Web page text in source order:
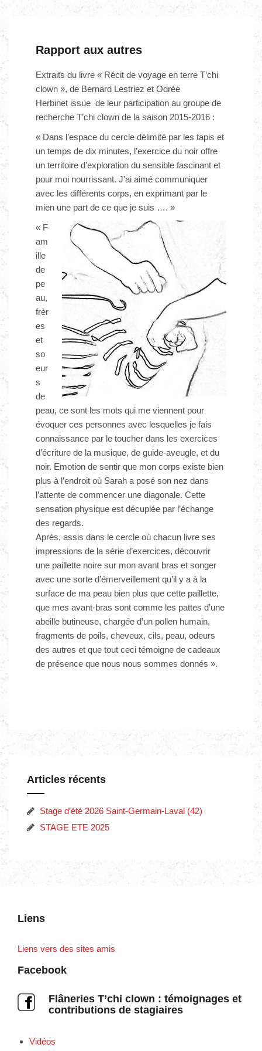
Rapport aux autres
Extraits du livre « Récit de voyage en terre T’chi
clown », de Bernard Lestriez et Odrée
Herbinet issue de leur participation au groupe de
recherche T’chi clown de la saison 2015-2016 :
« Dans l’espace du cercle délimité par les tapis et
un temps de dix minutes, l’exercice du noir offre
un territoire d’exploration du sensible fascinant et
pour moi nourrissant. J’ai aimé communiquer
avec les différents corps, en exprimant par le
mien une part de ce que je suis …. »
« F
am
ille
de
pe
au,
frèr
es
et
so
eur
s
de
peau, ce sont les mots qui me viennent pour
évoquer ces personnes avec lesquelles je fais
connaissance par le toucher dans les exercices
d’écriture de la musique, de guide‐aveugle, et du
noir. Emotion de sentir que mon corps existe bien
plus à l’endroit où Sarah a posé son nez dans
l’attente de commencer une diagonale. Cette
sensation physique est décuplée par l’échange
des regards.
Après, assis dans le cercle où chacun livre ses
impressions de la série d’exercices, découvrir
une paillette noire sur mon avant bras et songer
avec une sorte d’émerveillement qu’il y a à la
surface de ma peau bien plus que cette paillette,
que mes avant‐bras sont comme les pattes d’une
abeille butineuse, chargée d’un pollen humain,
fragments de poils, cheveux, cils, peau, odeurs
des autres et que tout ceci témoigne de cadeaux
de présence que nous nous sommes donnés ».
Articles récents
Stage d’été 2026 Saint-Germain-Laval (42)
STAGE ETE 2025
Liens
Liens vers des sites amis
Facebook
Flâneries T’chi clown : témoignages et
contributions de stagiaires
Vidéos